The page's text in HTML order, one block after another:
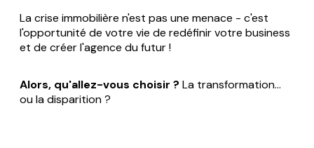
La crise immobilière n'est pas une menace - c'est
l'opportunité de votre vie de redéfinir votre business
et de créer l'agence du futur !
Alors, qu'allez-vous choisir ? La transformation...
ou la disparition ?